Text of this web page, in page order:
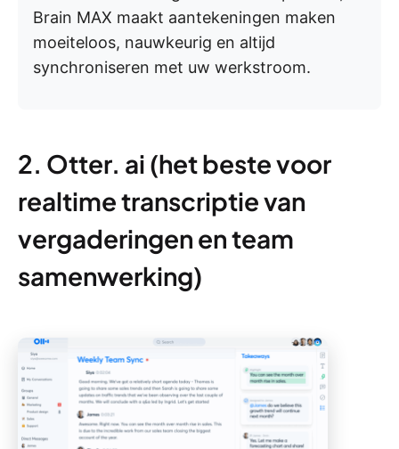
Brain MAX maakt aantekeningen maken
moeiteloos, nauwkeurig en altijd
synchroniseren met uw werkstroom.
2. Otter. ai (het beste voor
realtime transcriptie van
vergaderingen en team
samenwerking)